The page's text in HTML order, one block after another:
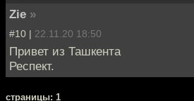
Zie »
#10 | 22.11.20 18:50
Привет из Ташкента
Респект.
cтраницы: 1